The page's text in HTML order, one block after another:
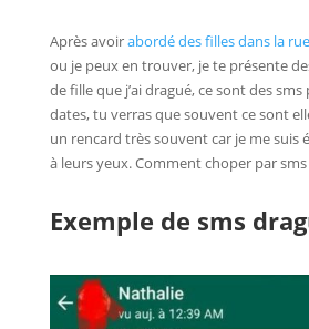
Après avoirabordé des filles dans la rue
ou je peux en trouver, je te présente
de fille que j’ai dragué, ce sont des
dates, tu verras que souvent ce sont
un rencard très souvent car je me suis
à leurs yeux. Comment choper par sms
Exemple de sms